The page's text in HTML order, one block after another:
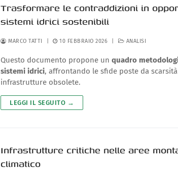
Trasformare le contraddizioni in
sistemi idrici sostenibili
MARCO TATTI 10 FEBBRAIO 2026 ANALISI
Questo documento propone unquadro
sistemi idrici, affrontando le sfide poste da
infrastrutture obsolete.
LEGGI IL SEGUITO →
Infrastrutture critiche nelle aree
climatico